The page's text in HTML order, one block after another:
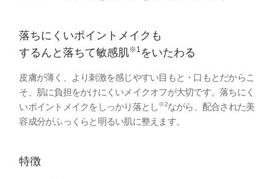
落ちにくいポイントメイクも
するんと落ちて敏感肌※1 をいたわる
皮膚が薄く、より刺激を感じやすい目もと・口もとだからこ
そ、肌に負担をかけにくいメイクオフが大切です。落ちにく
いポイントメイクをしっかり落とし※2ながら、配合された美
容成分がふっくらと明るい肌に整えます。
特徴